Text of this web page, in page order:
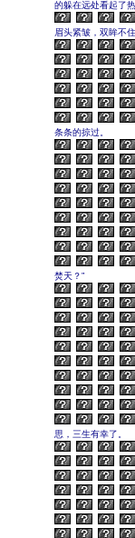
的躲在远处看起了
眉头紧皱，双眸不
条条的掠过。
焚天？”
思，三生有幸了。